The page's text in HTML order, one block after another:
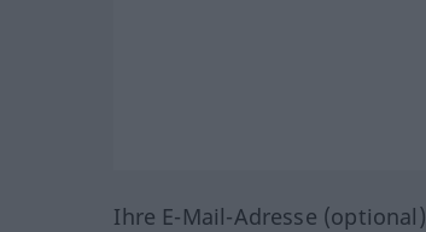
Ihre E-Mail-Adresse (optional)